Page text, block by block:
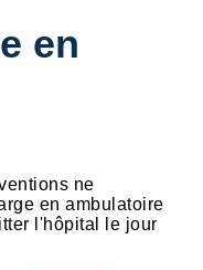
en
ne
en ambulatoire
l'hôpital le jour